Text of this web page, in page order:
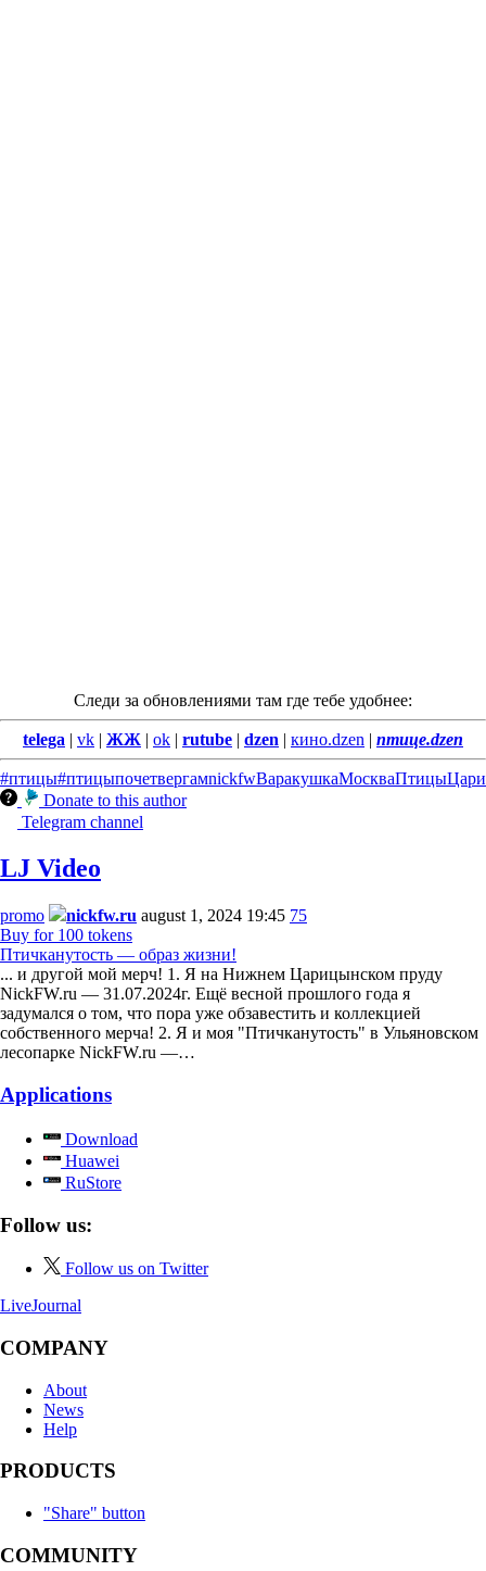
Следи за обновлениями там где тебе удобнее:
telega | vk | ЖЖ | ok | rutube | dzen | кино.dzen | птице.dzen
#птицы#птицыпочетвергамnickfwВаракушкаМоскваПтицы
Donate to this author
Telegram channel
LJ Video
promo nickfw.ru august 1, 2024 19:45 75
Buy for 100 tokens
Птичканутость — образ жизни!
... и другой мой мерч! 1. Я на Нижнем Царицынском пруду
NickFW.ru — 31.07.2024г. Ещё весной прошлого года я
задумался о том, что пора уже обзавестить и коллекцией
собственного мерча! 2. Я и моя "Птичканутость" в Ульяновском
лесопарке NickFW.ru —…
Applications
Download
Huawei
RuStore
Follow us:
Follow us on Twitter
LiveJournal
COMPANY
About
News
Help
PRODUCTS
"Share" button
COMMUNITY